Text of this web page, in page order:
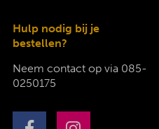
Hulp nodig bij je
bestellen?
Neem contact op via 085-
0250175